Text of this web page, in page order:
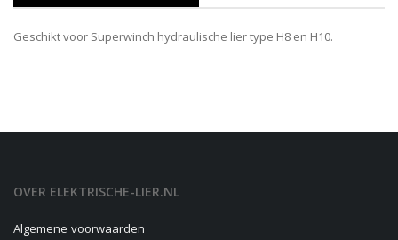
Geschikt voor Superwinch hydraulische lier type H8 en H10.
OVER ELEKTRISCHE-LIER.NL
Algemene voorwaarden